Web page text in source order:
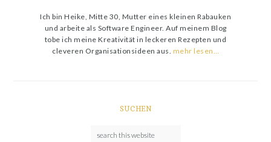
Ich bin Heike, Mitte 30, Mutter eines kleinen Rabauken
und arbeite als Software Engineer. Auf meinem Blog
tobe ich meine Kreativität in leckeren Rezepten und
cleveren Organisationsideen aus. mehr lesen…
SUCHEN